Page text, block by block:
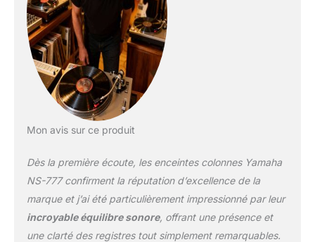
Mon avis sur ce produit
Dès la première écoute, les enceintes colonnes Yamaha
NS-777 confirment la réputation d’excellence de la
marque et j’ai été particulièrement impressionné par leur
incroyable équilibre sonore, offrant une présence et
une clarté des registres tout simplement remarquables.